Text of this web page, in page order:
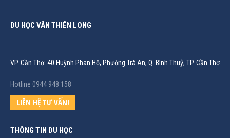
DU HỌC VÂN THIÊN LONG
VP. Cần Thơ: 40 Huỳnh Phan Hộ, Phường Trà An, Q. Bình Thuỷ, TP. Cần Thơ
Hotline 0944 948 158
LIÊN HỆ TƯ VẤN!
THÔNG TIN DU HỌC